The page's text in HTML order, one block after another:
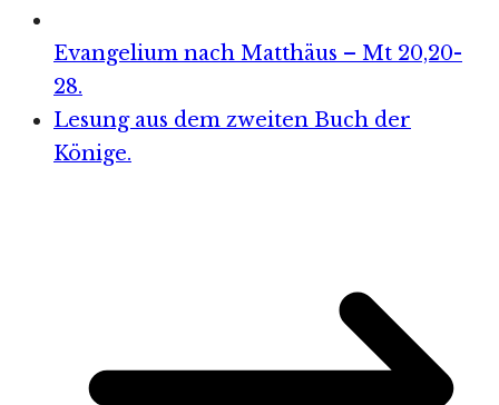
Evangelium nach Matthäus – Mt 20,20-
28.
Lesung aus dem zweiten Buch der
Könige.